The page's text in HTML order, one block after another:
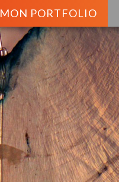
MON PORTFOLIO